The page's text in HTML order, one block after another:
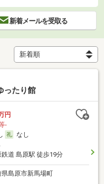
新着メールを受取る
ったり館
円
-
なし
道 島原駅 徒歩19分
県島原市新馬場町